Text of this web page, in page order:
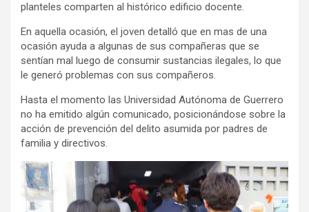
planteles comparten al histórico edificio docente.
En aquella ocasión, el joven detalló que en mas de una
ocasión ayuda a algunas de sus compañeras que se
sentían mal luego de consumir sustancias ilegales, lo que
le generó problemas con sus compañeros.
Hasta el momento las Universidad Autónoma de Guerrero
no ha emitido algún comunicado, posicionándose sobre la
acción de prevención del delito asumida por padres de
familia y directivos.